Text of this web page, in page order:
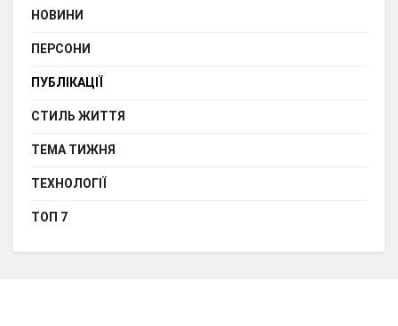
НОВИНИ
ПЕРСОНИ
ПУБЛІКАЦІЇ
СТИЛЬ ЖИТТЯ
ТЕМА ТИЖНЯ
ТЕХНОЛОГІЇ
ТОП 7